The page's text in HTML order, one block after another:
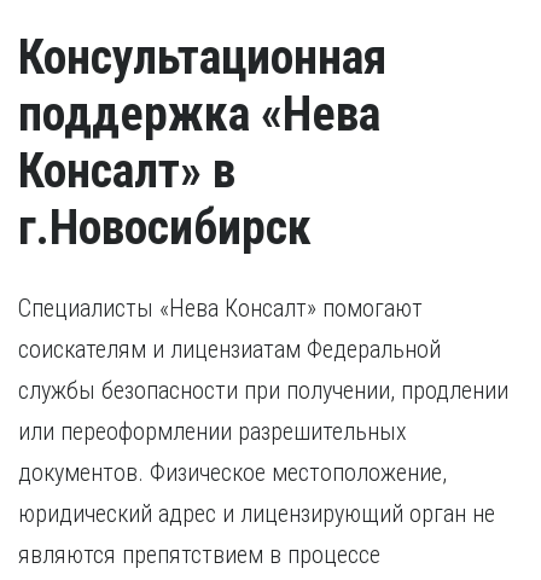
Консультационная
поддержка «Нева
Консалт» в
г.Новосибирск
Специалисты «Нева Консалт» помогают
соискателям и лицензиатам Федеральной
службы безопасности при получении, продлении
или переоформлении разрешительных
документов. Физическое местоположение,
юридический адрес и лицензирующий орган не
являются препятствием в процессе